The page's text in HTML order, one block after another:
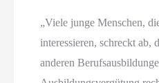
„Viele junge Menschen,
interessieren, schreckt ab,
anderen